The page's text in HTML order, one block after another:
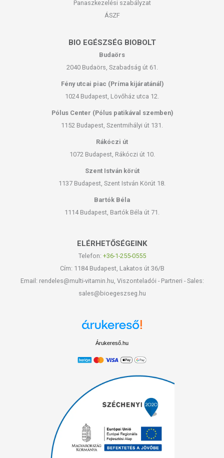
Panaszkezelési szabályzat
ÁSZF
BIO EGÉSZSÉG BIOBOLT
Budaörs
2040 Budaörs, Szabadság út 61.
Fény utcai piac (Príma kijáratánál)
1024 Budapest, Lövőház utca 12.
Pólus Center (Pólus patikával szemben)
1152 Budapest, Szentmihályi út 131.
Rákóczi út
1072 Budapest, Rákóczi út 10.
Szent István körút
1137 Budapest, Szent István Körút 18.
Bartók Béla
1114 Budapest, Bartók Béla út 71.
ELÉRHETŐSÉGEINK
Telefon: +36-1-255-0555
Cím: 1184 Budapest, Lakatos út 36/B
Email: rendeles@multi-vitamin.hu, Viszonteladói - Partneri - Sales:
sales@bioegeszseg.hu
Árukereső.hu